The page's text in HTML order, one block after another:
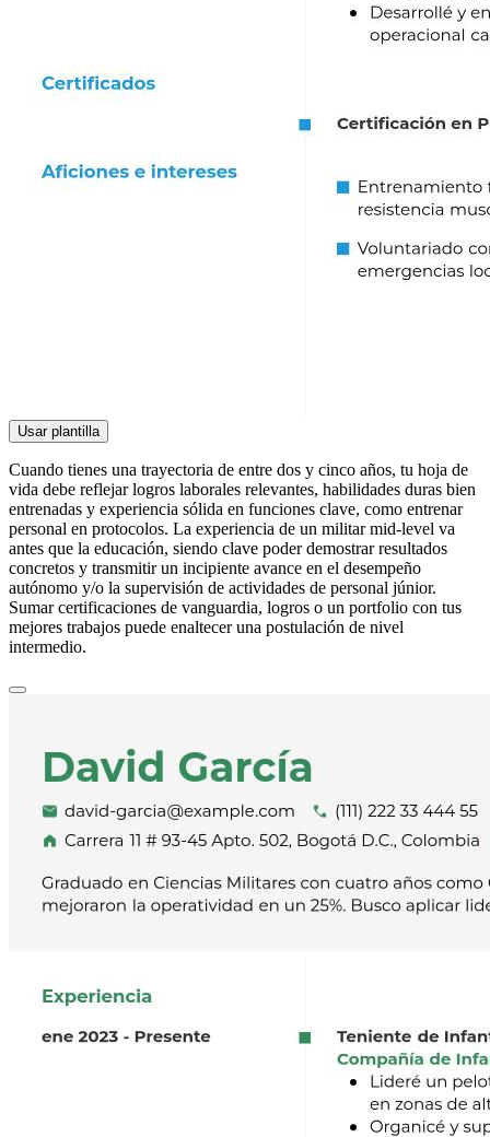
Usar plantilla
Cuando tienes una trayectoria de entre dos y cinco años, tu hoja de
vida debe reflejar logros laborales relevantes, habilidades duras bien
entrenadas y experiencia sólida en funciones clave, como entrenar
personal en protocolos. La experiencia de un militar mid-level va
antes que la educación, siendo clave poder demostrar resultados
concretos y transmitir un incipiente avance en el desempeño
autónomo y/o la supervisión de actividades de personal júnior.
Sumar certificaciones de vanguardia, logros o un portfolio con tus
mejores trabajos puede enaltecer una postulación de nivel
intermedio.